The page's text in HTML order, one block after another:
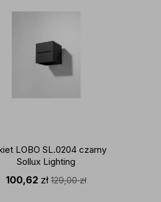
LOBO SL.0204 czarny
Sollux Lighting
100,62 zł 129,00zł